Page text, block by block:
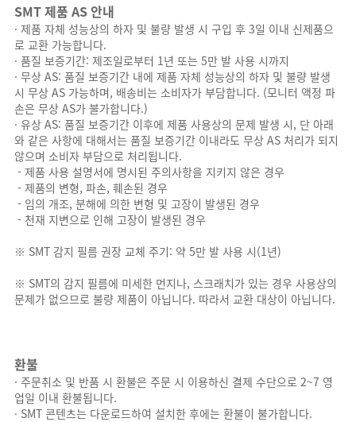
SMT 제품 AS 안내
· 제품 자체 성능상의 하자 및 불량 발생 시 구입 후 3일 이내 신제품으
로 교환 가능합니다.
· 품질 보증기간: 제조일로부터 1년 또는 5만 발 사용 시까지
· 무상 AS: 품질 보증기간 내에 제품 자체 성능상의 하자 및 불량 발생
시 무상 AS 가능하며, 배송비는 소비자가 부담합니다. (모니터 액정 파
손은 무상 AS가 불가합니다.)
· 유상 AS: 품질 보증기간 이후에 제품 사용상의 문제 발생 시, 단 아래
와 같은 사항에 대해서는 품질 보증기간 이내라도 무상 AS 처리가 되지
않으며 소비자 부담으로 처리됩니다.
- 제품 사용 설명서에 명시된 주의사항을 지키지 않은 경우
- 제품의 변형, 파손, 훼손된 경우
- 임의 개조, 분해에 의한 변형 및 고장이 발생된 경우
- 천재 지변으로 인해 고장이 발생된 경우
※ SMT 감지 필름 권장 교체 주기: 약 5만 발 사용 시(1년)
※ SMT의 감지 필름에 미세한 먼지나, 스크래치가 있는 경우 사용상의
문제가 없으므로 불량 제품이 아닙니다. 따라서 교환 대상이 아닙니다.
환불
· 주문취소 및 반품 시 환불은 주문 시 이용하신 결제 수단으로 2~7 영
업일 이내 환불됩니다.
· SMT 콘텐츠는 다운로드하여 설치한 후에는 환불이 불가합니다.